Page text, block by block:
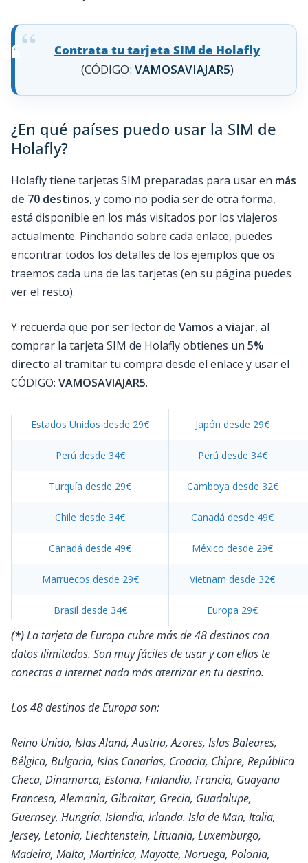
Contrata tu tarjeta SIM de Holafly
(CÓDIGO: VAMOSAVIAJAR5)
¿En qué países puedo usar la SIM de
Holafly?
Holafly tiene tarjetas SIM preparadas para usar en más
de 70 destinos, y como no podía ser de otra forma,
está disponible en los más visitados por los viajeros
actualmente. Pinchando sobre cada enlace, puedes
encontrar todos los detalles de los ejemplos que os
traemos cada una de las tarjetas (en su página puedes
ver el resto).
Y recuerda que por ser lector de Vamos a viajar, al
comprar la tarjeta SIM de Holafly obtienes un 5%
directo al tramitar tu compra desde el enlace y usar el
CÓDIGO: VAMOSAVIAJAR5.
Estados Unidos desde 29€ Japón desde 29€
Perú desde 34€ Perú desde 34€
Turquía desde 29€ Camboya desde 32€
Chile desde 34€ Canadá desde 49€
Canadá desde 49€ México desde 29€
Marruecos desde 29€ Vietnam desde 32€
Brasil desde 34€ Europa 29€
(*)La tarjeta de Europa cubre más de 48 destinos con
datos ilimitados. Son muy fáciles de usar y con ellas te
conectas a internet nada más aterrizar en tu destino.
Los 48 destinos de Europa son:
Reino Unido, Islas Aland, Austria, Azores, Islas Baleares,
Bélgica, Bulgaria, Islas Canarias, Croacia, Chipre, República
Checa, Dinamarca, Estonia, Finlandia, Francia, Guayana
Francesa, Alemania, Gibraltar, Grecia, Guadalupe,
Guernsey, Hungría, Islandia, Irlanda. Isla de Man, Italia,
Jersey, Letonia, Liechtenstein, Lituania, Luxemburgo,
Madeira, Malta, Martinica, Mayotte, Noruega, Polonia,